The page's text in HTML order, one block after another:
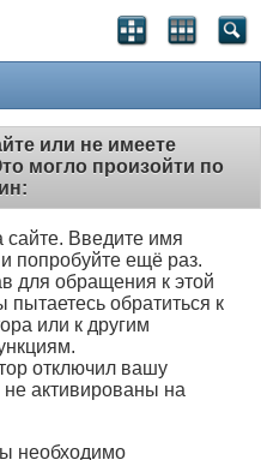
или не имеете
могло произойти по
Введите имя
попробуйте ещё раз.
для обращения к этой
обратиться к
или к другим
отключил вашу
активированы на
необходимо